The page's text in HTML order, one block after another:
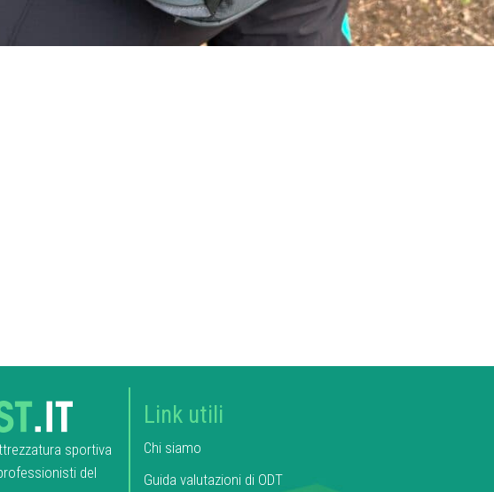
sportiva
del
Link utili
Chi siamo
Guida valutazioni di ODT